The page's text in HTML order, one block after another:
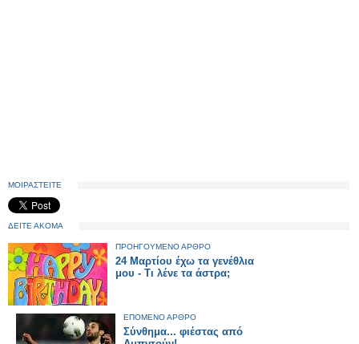
ΜΟΙΡΑΣΤΕΙΤΕ
ΔΕΙΤΕ ΑΚΟΜΑ
ΠΡΟΗΓΟΥΜΕΝΟ ΑΡΘΡΟ
24 Μαρτίου έχω τα γενέθλια
μου - Τι λένε τα άστρα;
ΕΠΟΜΕΝΟ ΑΡΘΡΟ
Σύνθημα... φιέστας από